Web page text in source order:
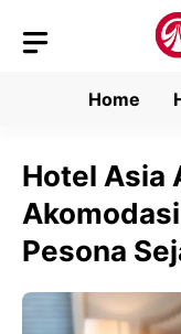
Home
Hotel Asia
Pesona